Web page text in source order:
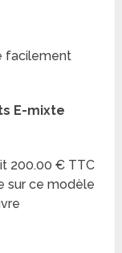
facilement
E-mixte
200.00 € TTC
sur ce modèle